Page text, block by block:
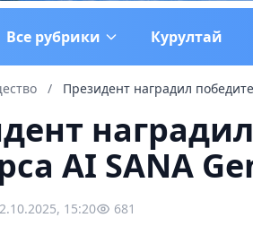
Все рубрики Курултай
/ Президент наградил
AI SANA
15:20 681